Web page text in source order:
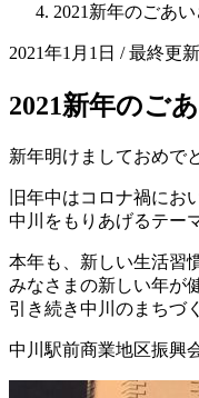
2021新年のごあ
2021年1月1日 / 最終更
2021新年のご
新年明けましておめで
旧年中はコロナ禍に
中川をもりあげるテー
本年も、新しい生活習
みなさまの新しい年が
引き続き中川のまちづ
中川駅前商業地区振